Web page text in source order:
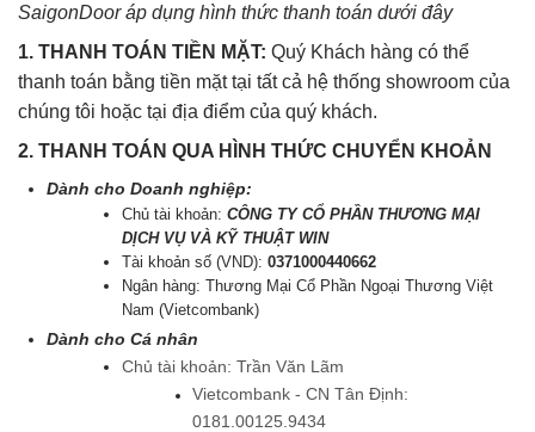
SaigonDoor áp dụng hình thức thanh toán dưới đây
1. THANH TOÁN TIỀN MẶT: Quý Khách hàng có thể
thanh toán bằng tiền mặt tại tất cả hệ thống showroom của
chúng tôi hoặc tại địa điểm của quý khách.
2. THANH TOÁN QUA HÌNH THỨC CHUYỂN KHOẢN
Dành cho Doanh nghiệp:
Chủ tài khoản:CÔNG TY CỔ PHẦN THƯƠNG MẠI
DỊCH VỤ VÀ KỸ THUẬT WIN
Tài khoản số (VND):0371000440662
Ngân hàng: Thương Mại Cổ Phần Ngoại Thương Việt
Nam (Vietcombank)
Dành cho Cá nhân
Chủ tài khoản: Trần Văn Lãm
Vietcombank - CN Tân Định:
0181.00125.9434